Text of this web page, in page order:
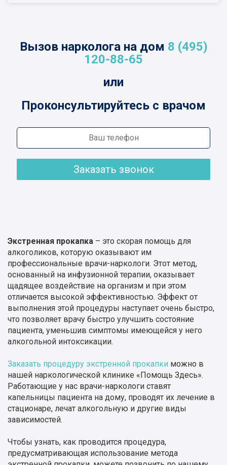
Вызов нарколога на дом 8 (495)
120-88-65
или
Проконсультируйтесь с врачом
Заказать звонок
Экстренная прокапка – это скорая помощь для
алкоголиков, которую оказывают им
профессиональные врачи-наркологи. Этот метод,
основанный на инфузионной терапии, оказывает
щадящее воздействие на организм и при этом
отличается высокой эффективностью. Эффект от
выполнения этой процедуры наступает очень быстро,
что позволяет врачу быстро улучшить состояние
пациента, уменьшив симптомы имеющейся у него
алкогольной интоксикации.
Заказать процедуру экстренной прокапки можно в
нашей наркологической клинике «Помощь Здесь».
Работающие у нас врачи-наркологи ставят
капельницы пациента на дому, проводят их лечение в
стационаре, лечат алкогольную и другие виды
зависимостей.
Чтобы узнать, как проводится процедура,
предусматривающая использование метода